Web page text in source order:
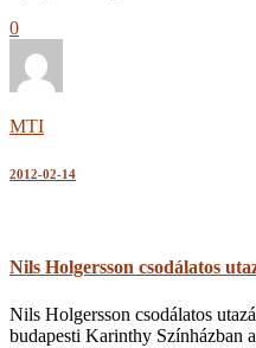
0
MTI
2012-02-14
Nils Holgersson csodálatos
Nils Holgersson csodálatos
budapesti Karinthy Színházban